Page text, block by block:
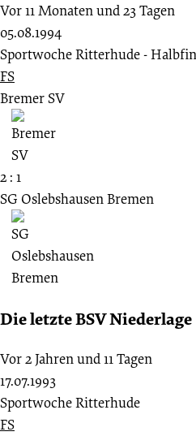
Vor 11 Monaten und 23 Tagen
05.08.1994
Sportwoche Ritterhude -
FS
Bremer SV
2 : 1
SG Oslebshausen Bremen
Die letzte BSV Niederlage
Vor 2 Jahren und 11 Tagen
17.07.1993
Sportwoche Ritterhude
FS